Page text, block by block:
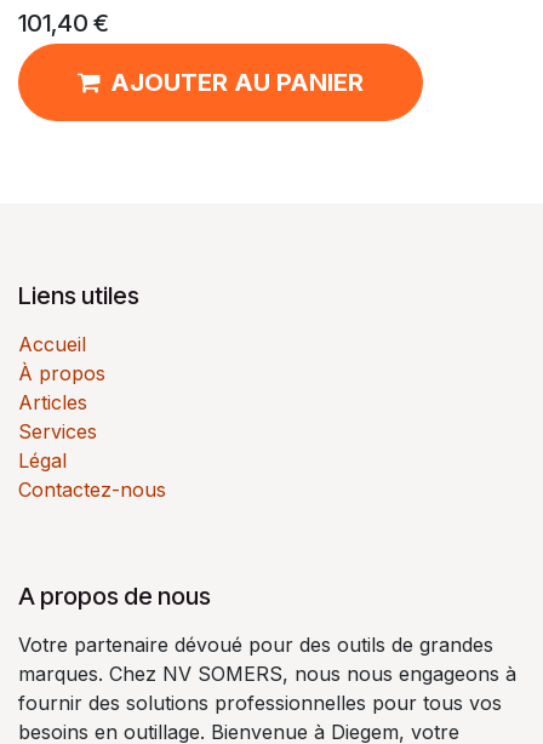
101,40 €
AJOUTER AU PANIER
Liens utiles
Accueil
À propos
Articles
Services
Légal
Contactez-nous
A propos de nous
Votre partenaire dévoué pour des outils de grandes
marques. Chez NV SOMERS, nous nous engageons à
fournir des solutions professionnelles pour tous vos
besoins en outillage. Bienvenue à Diegem, votre